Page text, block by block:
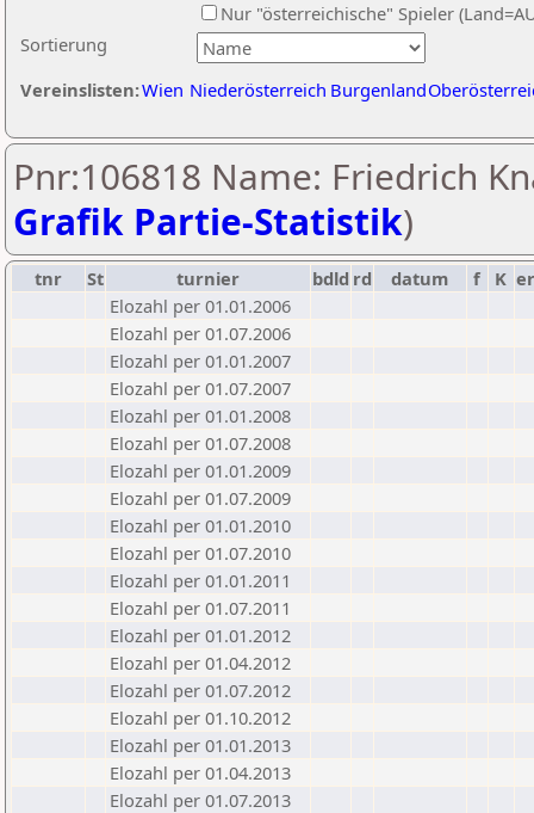
Sortierung
Nur "österreichische" Spieler
Vereinslisten:Wien Niederösterreich Burgenland
Pnr:106818 Name: Friedrich
Grafik Partie-Statistik)
tnr St turnier bdld rd datum f K
Elozahl per 01.01.2006
Elozahl per 01.07.2006
Elozahl per 01.01.2007
Elozahl per 01.07.2007
Elozahl per 01.01.2008
Elozahl per 01.07.2008
Elozahl per 01.01.2009
Elozahl per 01.07.2009
Elozahl per 01.01.2010
Elozahl per 01.07.2010
Elozahl per 01.01.2011
Elozahl per 01.07.2011
Elozahl per 01.01.2012
Elozahl per 01.04.2012
Elozahl per 01.07.2012
Elozahl per 01.10.2012
Elozahl per 01.01.2013
Elozahl per 01.04.2013
Elozahl per 01.07.2013